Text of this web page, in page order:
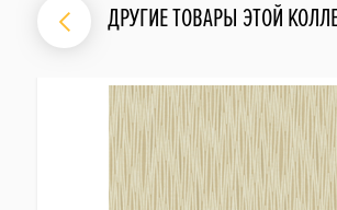
ДРУГИЕ ТОВАРЫ ЭТОЙ